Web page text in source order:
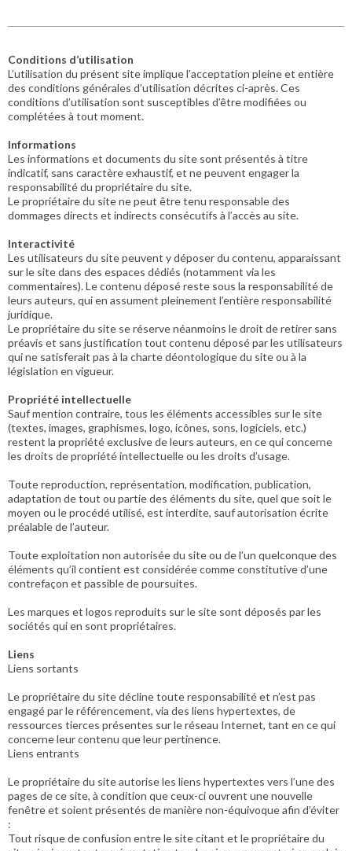
Conditions d’utilisation
L’utilisation du présent site implique l’acceptation pleine et entière
des conditions générales d’utilisation décrites ci-après. Ces
conditions d’utilisation sont susceptibles d’être modifiées ou
complétées à tout moment.
Informations
Les informations et documents du site sont présentés à titre
indicatif, sans caractère exhaustif, et ne peuvent engager la
responsabilité du propriétaire du site.
Le propriétaire du site ne peut être tenu responsable des
dommages directs et indirects consécutifs à l’accès au site.
Interactivité
Les utilisateurs du site peuvent y déposer du contenu, apparaissant
sur le site dans des espaces dédiés (notamment via les
commentaires). Le contenu déposé reste sous la responsabilité de
leurs auteurs, qui en assument pleinement l’entière responsabilité
juridique.
Le propriétaire du site se réserve néanmoins le droit de retirer sans
préavis et sans justification tout contenu déposé par les utilisateurs
qui ne satisferait pas à la charte déontologique du site ou à la
législation en vigueur.
Propriété intellectuelle
Sauf mention contraire, tous les éléments accessibles sur le site
(textes, images, graphismes, logo, icônes, sons, logiciels, etc.)
restent la propriété exclusive de leurs auteurs, en ce qui concerne
les droits de propriété intellectuelle ou les droits d’usage.
Toute reproduction, représentation, modification, publication,
adaptation de tout ou partie des éléments du site, quel que soit le
moyen ou le procédé utilisé, est interdite, sauf autorisation écrite
préalable de l’auteur.
Toute exploitation non autorisée du site ou de l’un quelconque des
éléments qu’il contient est considérée comme constitutive d’une
contrefaçon et passible de poursuites.
Les marques et logos reproduits sur le site sont déposés par les
sociétés qui en sont propriétaires.
Liens
Liens sortants
Le propriétaire du site décline toute responsabilité et n’est pas
engagé par le référencement, via des liens hypertextes, de
ressources tierces présentes sur le réseau Internet, tant en ce qui
concerne leur contenu que leur pertinence.
Liens entrants
Le propriétaire du site autorise les liens hypertextes vers l’une des
pages de ce site, à condition que ceux-ci ouvrent une nouvelle
fenêtre et soient présentés de manière non-équivoque afin d’éviter
:
Tout risque de confusion entre le site citant et le propriétaire du